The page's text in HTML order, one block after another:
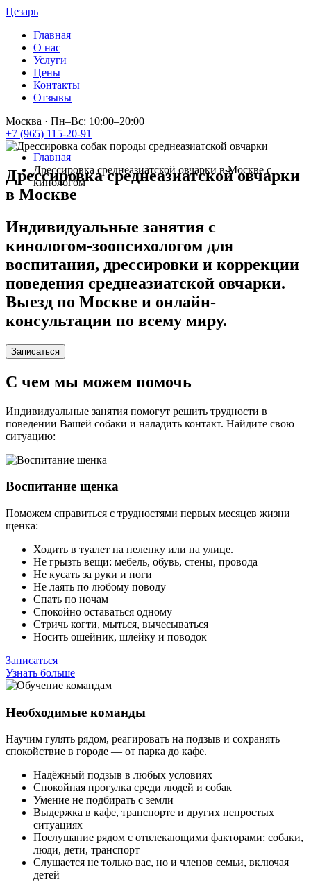
Цезарь
Главная
О нас
Услуги
Цены
Контакты
Отзывы
Москва · Пн–Вс: 10:00–20:00
+7 (965) 115-20-91
Главная
Дрессировка среднеазиатской овчарки в Москве с
кинологом
Дрессировка среднеазиатской овчарки
в Москве
Индивидуальные занятия с
кинологом-зоопсихологом для
воспитания, дрессировки и коррекции
поведения среднеазиатской овчарки.
Выезд по Москве и онлайн-
консультации по всему миру.
Записаться
С чем мы можем помочь
Индивидуальные занятия помогут решить трудности в
поведении Вашей собаки и наладить контакт. Найдите свою
ситуацию:
Воспитание щенка
Поможем справиться с трудностями первых месяцев жизни
щенка:
Ходить в туалет на пеленку или на улице.
Не грызть вещи: мебель, обувь, стены, провода
Не кусать за руки и ноги
Не лаять по любому поводу
Спать по ночам
Спокойно оставаться одному
Стричь когти, мыться, вычесываться
Носить ошейник, шлейку и поводок
Записаться
Узнать больше
Необходимые команды
Научим гулять рядом, реагировать на подзыв и сохранять
спокойствие в городе — от парка до кафе.
Надёжный подзыв в любых условиях
Спокойная прогулка среди людей и собак
Умение не подбирать с земли
Выдержка в кафе, транспорте и других непростых
ситуациях
Послушание рядом с отвлекающими факторами: собаки,
люди, дети, транспорт
Слушается не только вас, но и членов семьи, включая
детей